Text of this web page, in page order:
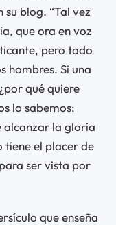
su blog. “Tal vez
que ora en voz
pero todo
hombres. Si una
qué quiere
lo sabemos:
alcanzar la gloria
tiene el placer de
ser vista por
que enseña